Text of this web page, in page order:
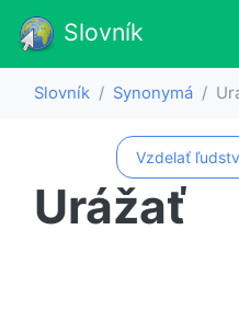
Slovník
Slovník Synonymá
Vzdelať
Urážať